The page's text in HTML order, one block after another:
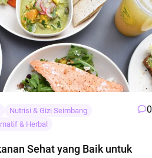
Nutrisi & Gizi Seimbang
& Herbal
0
Sehat yang Baik untuk